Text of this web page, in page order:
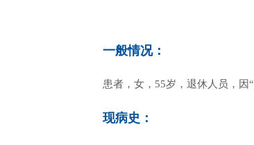
一般情况：
患者，女， 55岁，退休人员，因“
现病史：